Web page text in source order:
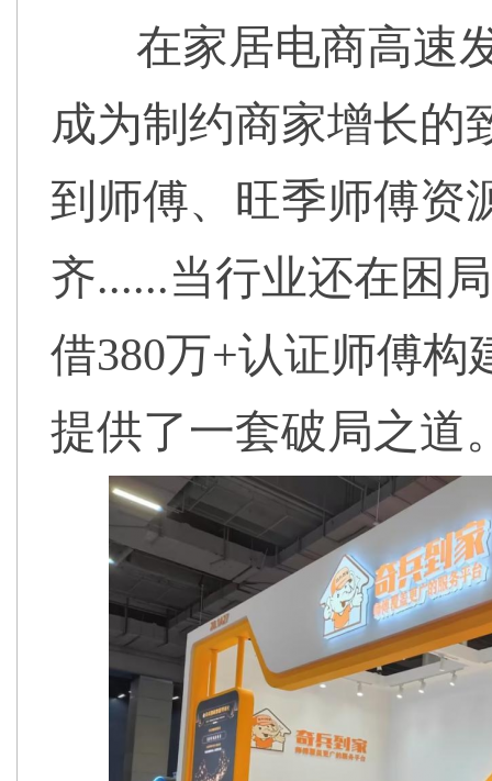
在家居电商高速
成为制约商家增长
到师傅、旺季师傅资
齐......当行业还在困
借380万+认证师傅
提供了一套破局之道